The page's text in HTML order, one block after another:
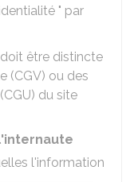
" par
être distincte
(CGV) ou des
du site
l'information